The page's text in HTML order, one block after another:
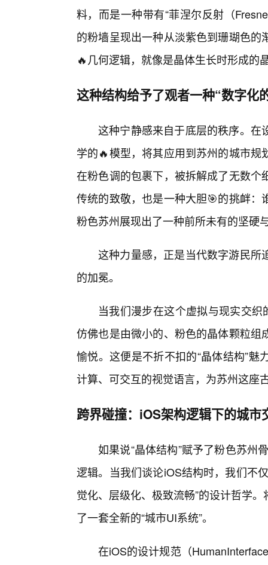
料，而是一种带有“菲涅尔反射（
的粉墙呈现出一种从淡紫色到珊瑚色
🔥几何逻辑，就像是晶体生长时形成的
这种结构给予了观者一种“数字化
这种宁静感来自于底层的秩序。在
学的🔥模型，将其应用到苏州的城市
在粉色调的包裹下，被拆解成了无数
传统的致敬，也是一种大胆🎯的挑衅
粉色苏州展现出了一种前所未有的坚硬
这种力量感，正是当代数字游民
的加冕。
当我们漫步在这个虚拟与现实交
仿佛也是由微小的、粉色的晶体颗粒
愉悦。这便是不折不扣的“晶体结构”
计算、可交互的视觉语言，为苏州这座
跨界碰撞：iOS架构逻辑下的城市
如果说“晶体结构”赋予了粉色苏州
逻辑。当我们谈论iOS结构时，我们不
觉化、层级化、极致流畅”的设计哲学
了一套全新的“城市UI系统”。
在iOS的设计规范（